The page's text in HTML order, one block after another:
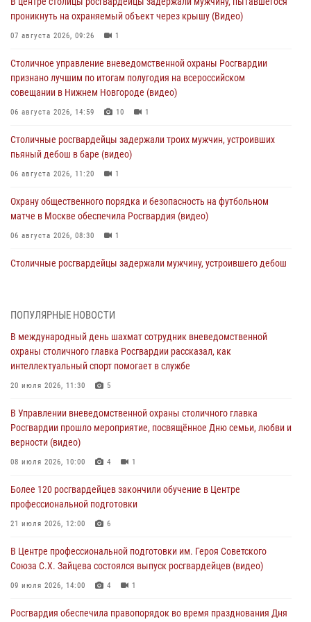
проникнуть на охраняемый объект через крышу (Видео)
07 августа 2026, 09:26 1
Столичное управление вневедомственной охраны Росгвардии
признано лучшим по итогам полугодия на всероссийском
совещании в Нижнем Новгороде (видео)
06 августа 2026, 14:59 10 1
Столичные росгвардейцы задержали троих мужчин, устроивших
пьяный дебош в баре (видео)
06 августа 2026, 11:20 1
Охрану общественного порядка и безопасность на футбольном
матче в Москве обеспечила Росгвардия (видео)
06 августа 2026, 08:30 1
Столичные росгвардейцы задержали мужчину, устроившего дебош
футбольного матча Кубка России (Видео)
05 августа 2026, 12:35
Делегация МВД Республики Беларусь ознакомилась с передовыми
04 августа 2026, 18:16
В столичном главке Росгвардии завершился чемпионат по самбо и
боевому самбо. (видео)
Офицер Росгвардии стал гостем прямого эфира на «Радио Москвы»
и рассказал о работе дежурных частей
ПОПУЛЯРНЫЕ НОВОСТИ
В международный день шахмат сотрудник вневедомственной
охраны столичного главка Росгвардии рассказал, как
интеллектуальный спорт помогает в службе
20 июля 2026, 11:30 5
В Управлении вневедомственной охраны столичного главка
Росгвардии прошло мероприятие, посвящённое Дню семьи, любви и
верности (видео)
08 июля 2026, 10:00 4 1
Более 120 росгвардейцев закончили обучение в Центре
профессиональной подготовки
21 июля 2026, 12:00 6
В Центре профессиональной подготовки им. Героя Советского
Союза С.Х. Зайцева состоялся выпуск росгвардейцев (видео)
09 июля 2026, 14:00 4 1
Росгвардия обеспечила правопорядок во время празднования Дня